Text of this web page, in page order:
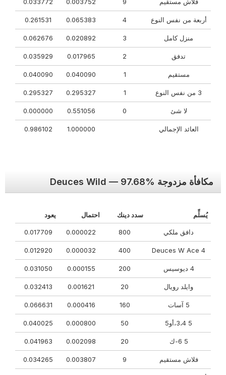
أربعة من نفس النوع 0.065383
0.261531
منزل كامل 0.020892
0.062676
تدفق 0.017965
0.035929
مستقيم 0.040090
0.040090
0.295327
0.295327
لا شئ 0.551056
0.000000
العائد الإجمالي 1.000000
0.986102
مكافأة مزدوجة Deuces Wild — 97.68%
يُسلِّم سدد دينك احتمال يعود
دافق ملكي 800
0.000022
0.017709
400
0.000032
0.012920
4 ديوسيس 200
0.000155
0.031050
وايلد رويال 20
0.001621
0.032413
160
0.000416
0.066631
50
0.000800
0.040025
20
0.002098
0.041963
فلاش مستقيم 0.003807
0.034265